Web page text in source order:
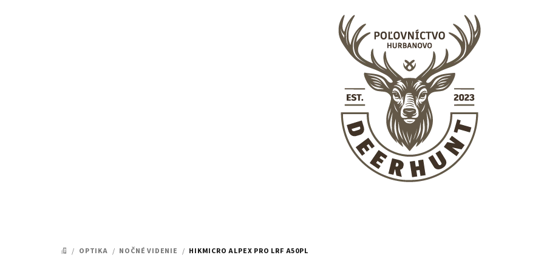
DOMOV
/ OPTIKA / NOČNÉ VIDENIE / HIKMICRO ALPEX PRO LRF A50PL